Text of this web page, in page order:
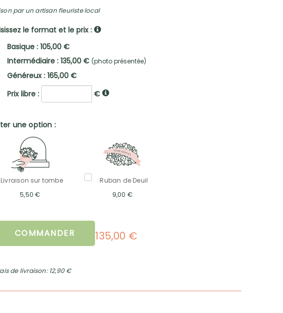
par un artisan fleuriste local
le format et le prix :
Basique : 105,00 €
Intermédiaire : 135,00 € (photo présentée)
Généreux : 165,00 €
Prix libre :
€
une option :
Livraison sur tombe
5,50 €
Ruban de Deuil
9,00 €
COMMANDER 135,00 €
de livraison: 12,90 €